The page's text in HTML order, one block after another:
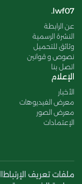
lwf07.
عن الرابطة
النشرة الرسمية
وثائق للتحميل
نصوص و قوانين
اتصل بنا
الإعلام
الأخبار
معرض الفيديوهات
معرض الصور
الإعتمادات
ملفات تعريف الإرتباط